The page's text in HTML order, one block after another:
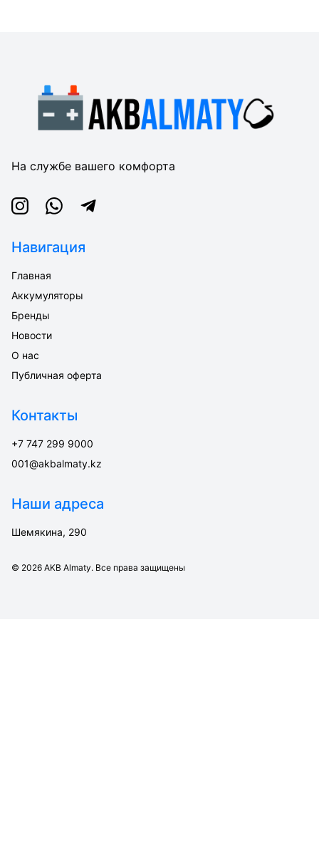
На службе вашего комфорта
InstagramWhatsappTelegram
Навигация
Главная
Аккумуляторы
Бренды
Новости
О нас
Публичная оферта
Контакты
+7 747 299 9000
001@akbalmaty.kz
Наши адреса
Шемякина, 290
© 2026 AKB Almaty. Все права защищены